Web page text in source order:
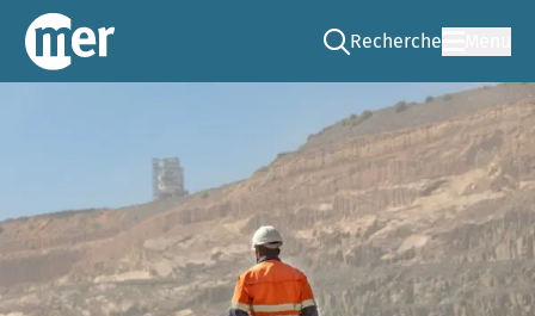
CNEE – FR
Recherche
Go to the search page